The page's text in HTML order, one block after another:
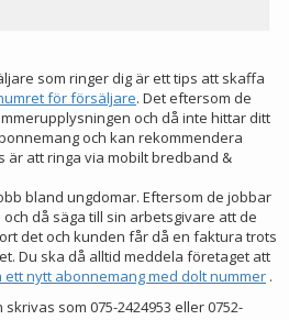
som ringer dig är ett tips att skaffa
för försäljare. Det eftersom de
och då inte hittar ditt
och kan rekommendera
är att ringa via mobilt bredband &
bland ungdomar. Eftersom de jobbar
då säga till sin arbetsgivare att de
det och kunden får då en faktura trots
Du ska då alltid meddela företaget att
ett nytt abonnemang med dolt nummer .
som 075-2424953 eller 0752-